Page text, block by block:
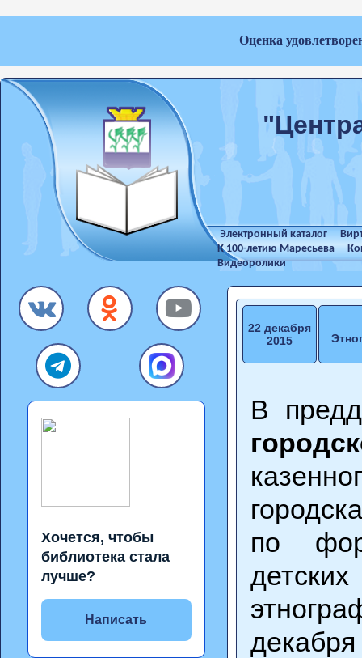
Оценка
Электронный каталог
К 100-летию Маресьева
Видеоролики
Хочется, чтобы
библиотека стала
лучше?
Написать
22 декабря
2015
В
по